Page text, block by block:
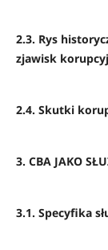
2.3. Rys
zjawisk
2.4. Skutki
3. CBA JAKO
3.1. Specyfika